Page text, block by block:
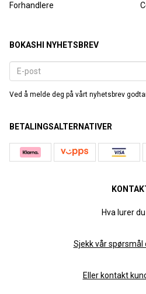
Forhandlere
BOKASHI NYHETSBREV
Ved å melde deg på vårt nyhetsbrev
BETALINGSALTERNATIVER
Hva lurer
Sjekk vår spørsmål
Eller kontakt